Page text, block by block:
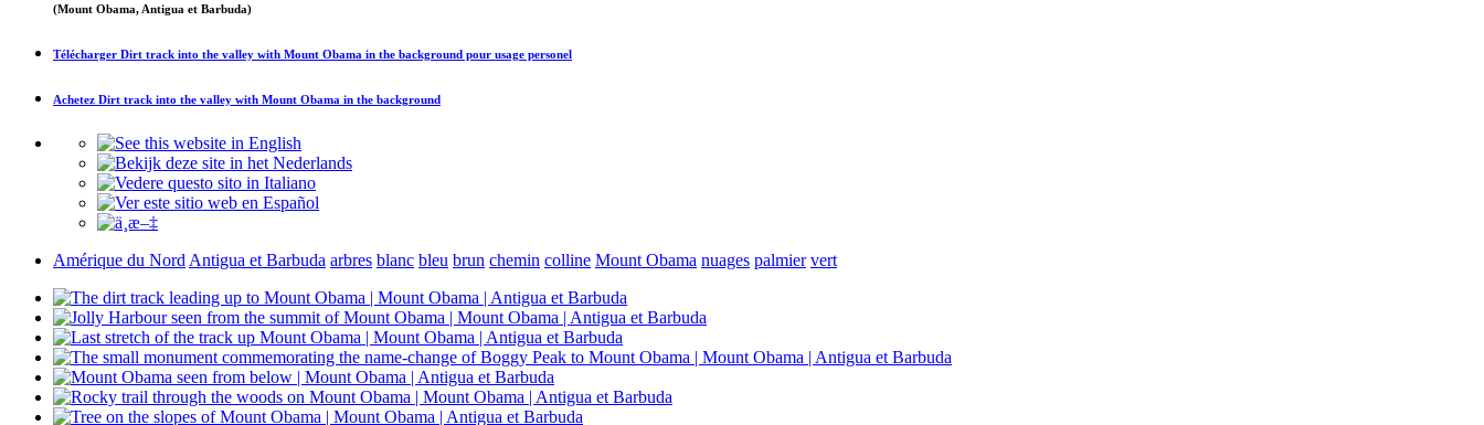
(Mount Obama, Antigua et Barbuda)
Télécharger Dirt track into the valley with Mount Obama in the background pour usage personel
Achetez Dirt track into the valley with Mount Obama in the background
Amérique du Nord Antigua et Barbuda arbres blanc bleu brun chemin colline Mount Obama nuages palmier vert